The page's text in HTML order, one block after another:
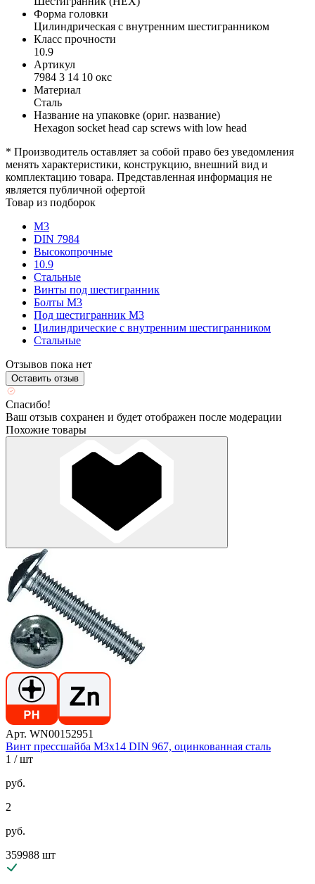
Форма головки
Цилиндрическая с внутренним шестигранником
Класс прочности
10.9
Артикул
7984 3 14 10 окс
Материал
Сталь
Название на упаковке (ориг. название)
Hexagon socket head cap screws with low head
* Производитель оставляет за собой право без уведомления
менять характеристики, конструкцию, внешний вид и
комплектацию товара. Представленная информация не
является публичной офертой
Товар из подборок
М3
DIN 7984
Высокопрочные
10.9
Стальные
Винты под шестигранник
Болты М3
Под шестигранник М3
Цилиндрические с внутренним шестигранником
Стальные
Отзывов пока нет
Оставить отзыв
Спасибо!
Ваш отзыв сохранен и будет отображен после модерации
Похожие товары
Арт. WN00152951
Винт прессшайба М3х14 DIN 967, оцинкованная сталь
1 / шт
руб.
2
руб.
359988 шт